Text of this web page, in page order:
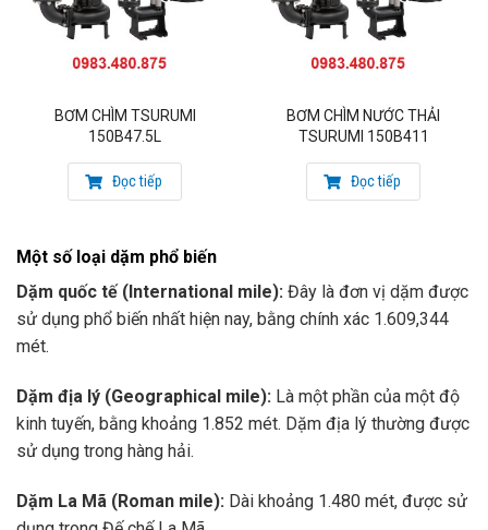
BƠM CHÌM TSURUMI
150B47.5L
Đọc tiếp
BƠM CHÌM NƯỚC THẢI
TSURUMI 150B411
Đọc tiếp
Một số loại dặm phổ biến
Dặm quốc tế (International mile): Đây là đơn vị dặm được
sử dụng phổ biến nhất hiện nay, bằng chính xác 1.609,344
mét.
Dặm địa lý (Geographical mile): Là một phần của một độ
kinh tuyến, bằng khoảng 1.852 mét. Dặm địa lý thường được
sử dụng trong hàng hải.
Dặm La Mã (Roman mile): Dài khoảng 1.480 mét, được sử